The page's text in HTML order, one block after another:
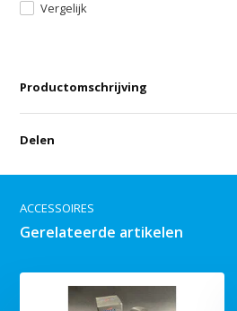
Vergelijk
Productomschrijving
Delen
ACCESSOIRES
Gerelateerde artikelen